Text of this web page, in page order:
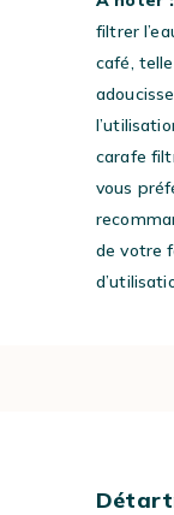
filtrer
café,
carafe
vous
de votre